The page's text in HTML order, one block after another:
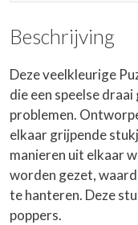
Beschrijving
Deze veelkleurige
die een speelse
problemen.
elkaar grijpende
manieren uit elkaar
worden gezet,
te hanteren. Deze
poppers.